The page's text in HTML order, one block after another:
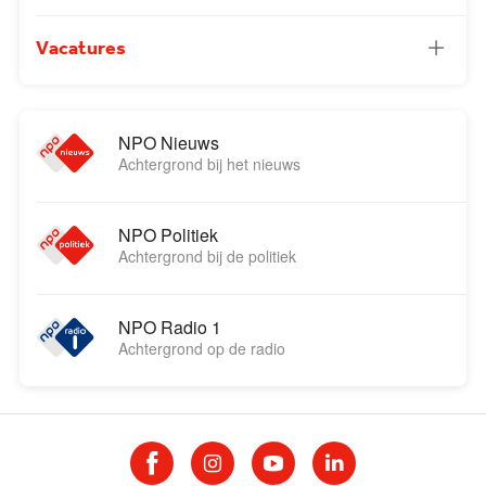
Vacatures
NPO Nieuws
Achtergrond bij het nieuws
NPO Politiek
Achtergrond bij de politiek
NPO Radio 1
Achtergrond op de radio